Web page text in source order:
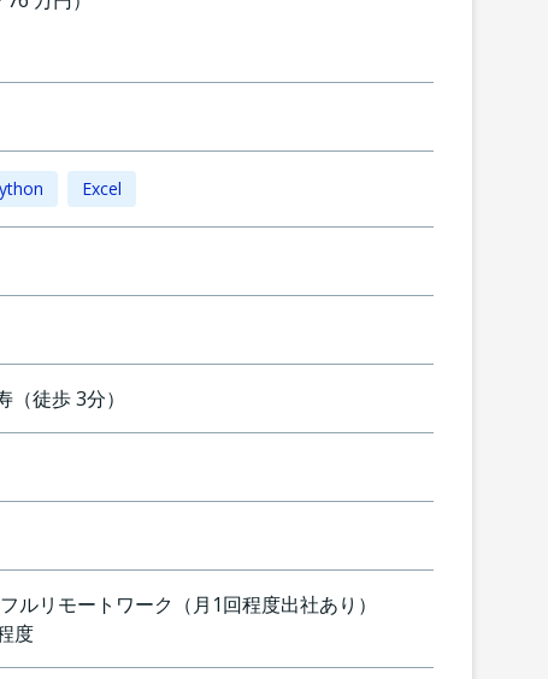
Excel
（徒歩3分）
リモートワーク（月1回程度出社あり）
度